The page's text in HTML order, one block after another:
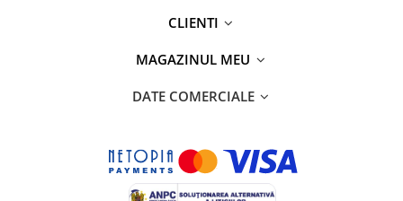
CLIENTI
MAGAZINUL MEU
DATE COMERCIALE